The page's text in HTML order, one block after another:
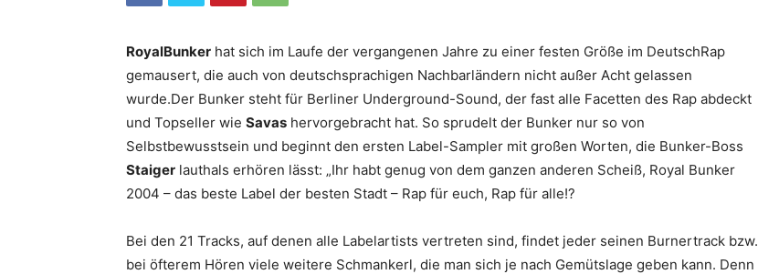
RoyalBunker hat sich im Laufe der vergangenen Jahre zu einer festen Größe im DeutschRap
gemausert, die auch von deutschsprachigen Nachbarländern nicht außer Acht gelassen
wurde.Der Bunker steht für Berliner Underground-Sound, der fast alle Facetten des Rap abdeckt
und Topseller wie Savas hervorgebracht hat. So sprudelt der Bunker nur so von
Selbstbewusstsein und beginnt den ersten Label-Sampler mit großen Worten, die Bunker-Boss
Staiger lauthals erhören lässt: „Ihr habt genug von dem ganzen anderen Scheiß, Royal Bunker
2004 – das beste Label der besten Stadt – Rap für euch, Rap für alle!?
Bei den 21 Tracks, auf denen alle Labelartists vertreten sind, findet jeder seinen Burnertrack bzw.
bei öfterem Hören viele weitere Schmankerl, die man sich je nach Gemütslage geben kann. Denn